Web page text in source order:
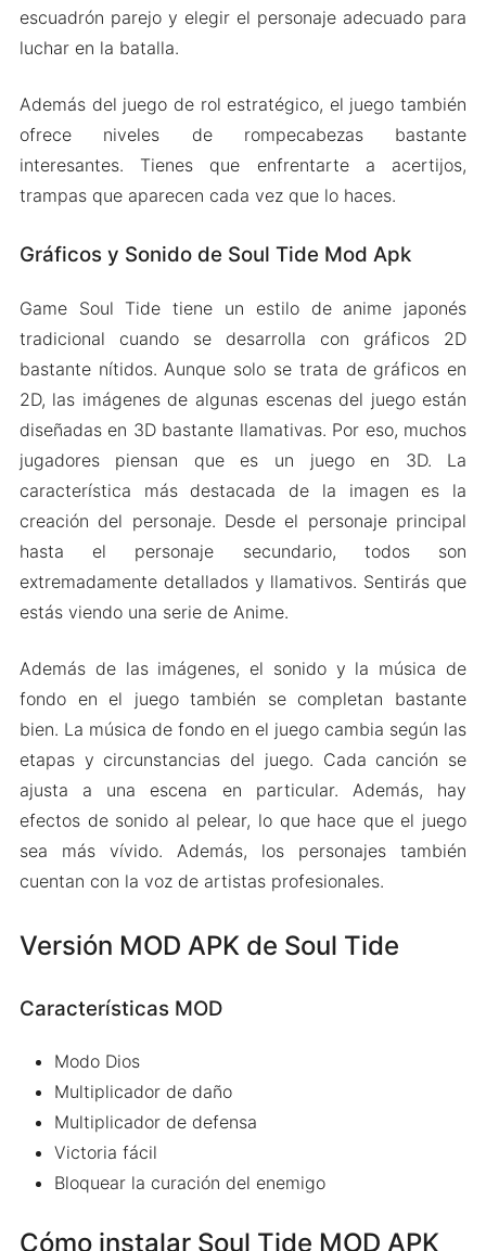
escuadrón parejo y elegir el personaje adecuado para
luchar en la batalla.
Además del juego de rol estratégico, el juego también
ofrece niveles de rompecabezas bastante
interesantes. Tienes que enfrentarte a acertijos,
trampas que aparecen cada vez que lo haces.
Gráficos y Sonido de Soul Tide Mod Apk
Game Soul Tide tiene un estilo de anime japonés
tradicional cuando se desarrolla con gráficos 2D
bastante nítidos. Aunque solo se trata de gráficos en
2D, las imágenes de algunas escenas del juego están
diseñadas en 3D bastante llamativas. Por eso, muchos
jugadores piensan que es un juego en 3D. La
característica más destacada de la imagen es la
creación del personaje. Desde el personaje principal
hasta el personaje secundario, todos son
extremadamente detallados y llamativos. Sentirás que
estás viendo una serie de Anime.
Además de las imágenes, el sonido y la música de
fondo en el juego también se completan bastante
bien. La música de fondo en el juego cambia según las
etapas y circunstancias del juego. Cada canción se
ajusta a una escena en particular. Además, hay
efectos de sonido al pelear, lo que hace que el juego
sea más vívido. Además, los personajes también
cuentan con la voz de artistas profesionales.
Versión MOD APK de Soul Tide
Características MOD
Modo Dios
Multiplicador de daño
Multiplicador de defensa
Victoria fácil
Bloquear la curación del enemigo
Cómo instalar Soul Tide MOD APK